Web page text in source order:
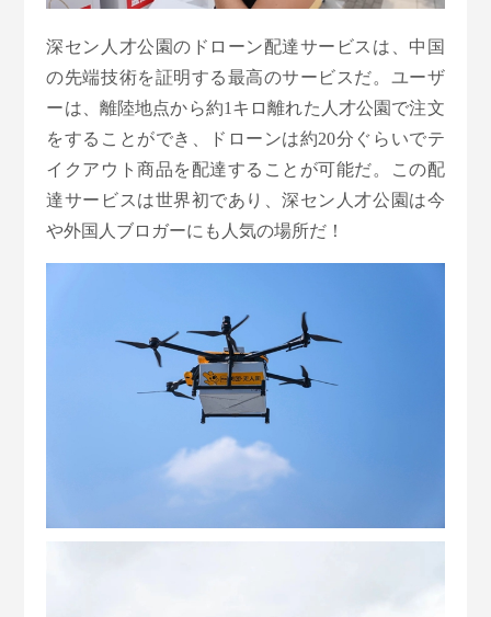
深セン人才公園のドローン配達サービスは、中国
の先端技術を証明する最高のサービスだ。ユーザ
ーは、離陸地点から約1キロ離れた人才公園で注文
をすることができ、ドローンは約20分ぐらいでテ
イクアウト商品を配達することが可能だ。この配
達サービスは世界初であり、深セン人才公園は今
や外国人ブロガーにも人気の場所だ！